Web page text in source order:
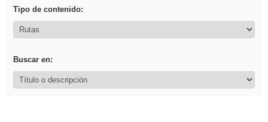
Tipo de contenido:
Buscar en: